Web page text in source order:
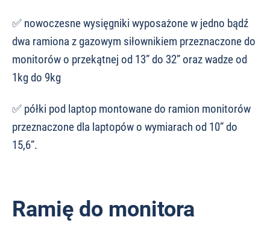
✅ nowoczesne wysięgniki wyposażone w jedno bądź
dwa ramiona z gazowym siłownikiem przeznaczone do
monitorów o przekątnej od 13” do 32” oraz wadze od
1kg do 9kg
✅ półki pod laptop montowane do ramion monitorów
przeznaczone dla laptopów o wymiarach od 10” do
15,6”.
Ramię do monitora